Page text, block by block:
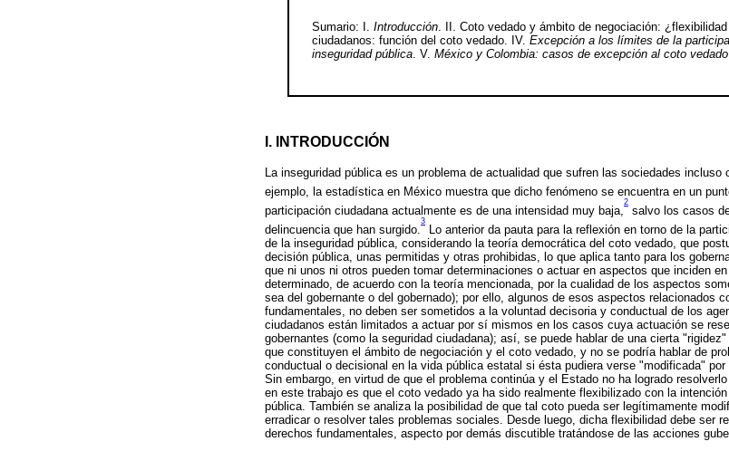
Sumario: I. Introducción. II. Coto vedado y ámbito de negociación:
ciudadanos: función del coto vedado. IV. Excepción a los límites de la
inseguridad pública. V. México y Colombia: casos de excepción al coto vedado
I. INTRODUCCIÓN
La inseguridad pública es un problema de actualidad que sufren las sociedades
ejemplo, la estadística en México muestra que dicho fenómeno se encuentra en un
participación ciudadana actualmente es de una intensidad muy baja,
2
salvo los casos
delincuencia que han surgido.
3
Lo anterior da pauta para la reflexión en torno de la
de la inseguridad pública, considerando la teoría democrática del coto vedado, que
decisión pública, unas permitidas y otras prohibidas, lo que aplica tanto para los
que ni unos ni otros pueden tomar determinaciones o actuar en aspectos que inciden
determinado, de acuerdo con la teoría mencionada, por la cualidad de los aspectos
sea del gobernante o del gobernado); por ello, algunos de esos aspectos relacionados
fundamentales, no deben ser sometidos a la voluntad decisoria y conductual de los
ciudadanos están limitados a actuar por sí mismos en los casos cuya actuación se
gobernantes (como la seguridad ciudadana); así, se puede hablar de una cierta
que constituyen el ámbito de negociación y el coto vedado, y no se podría hablar de
conductual o decisional en la vida pública estatal si ésta pudiera verse "modificada" por
Sin embargo, en virtud de que el problema continúa y el Estado no ha logrado
en este trabajo es que el coto vedado ya ha sido realmente flexibilizado con la
pública. También se analiza la posibilidad de que tal coto pueda ser legítimamente
erradicar o resolver tales problemas sociales. Desde luego, dicha flexibilidad debe ser
derechos fundamentales, aspecto por demás discutible tratándose de las acciones